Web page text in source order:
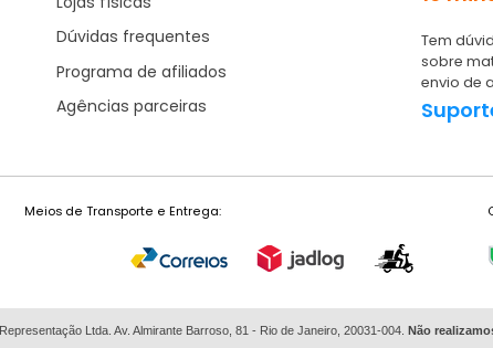
Dúvidas frequentes
Programa de afiliados
Agências parceiras
Tem
sobre
envio de
Meios de Transporte e Entrega:
Ltda. Av. Almirante Barroso, 81 - Rio de Janeiro, 20031-004. Não